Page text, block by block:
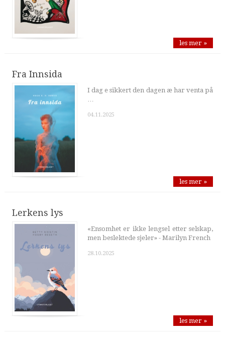
les mer »
Fra Innsida
I dag e sikkert den dagen æ har venta på
04.11.2025
les mer »
Lerkens lys
«Ensomhet er ikke lengsel etter selskap,
men beslektede sjeler» - Marilyn French
28.10.2025
les mer »